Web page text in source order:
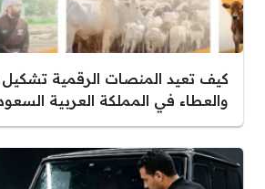
كيف تعيد المنصات الرقمية
والعطاء في المملكة العربية